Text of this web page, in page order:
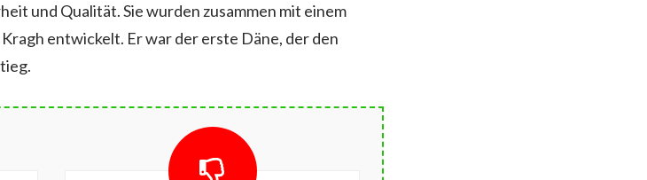
und Qualität. Sie wurden zusammen mit einem
entwickelt. Er war der erste Däne, der den